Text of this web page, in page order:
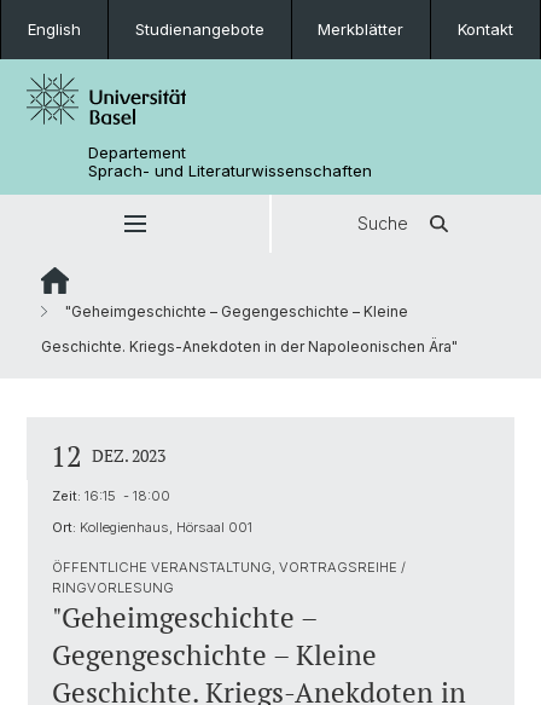
English Studienangebote Merkblätter Kontakt
Departement
Sprach- und Literaturwissenschaften
Suche
"Geheimgeschichte – Gegengeschichte – Kleine
Geschichte. Kriegs-Anekdoten in der Napoleonischen Ära"
12 DEZ. 2023
Zeit: 16:15 - 18:00
Ort: Kollegienhaus, Hörsaal 001
ÖFFENTLICHE VERANSTALTUNG, VORTRAGSREIHE /
RINGVORLESUNG
"Geheimgeschichte –
Gegengeschichte – Kleine
Geschichte. Kriegs-Anekdoten in